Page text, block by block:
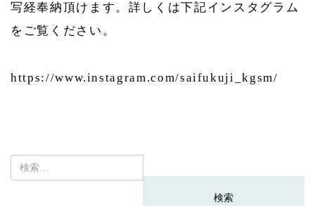
写経奉納頂けます。詳しくは下記インスタグラム
をご覧ください。
https://www.instagram.com/saifukuji_kgsm/
検
索: